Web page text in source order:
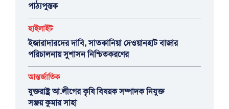
পাঠ্যপুস্তক
হাইলাইট
ইজারাদারদের দাবি, সাতকানিয়া দেওয়ানহাট বাজার
পরিচালনায় সুশাসন নিশ্চিতকরণের
আন্তর্জাতিক
যুক্তরাষ্ট্র আ.লীগের কৃষি বিষয়ক সম্পাদক নিযুক্ত
সঞ্জয় কুমার সাহা